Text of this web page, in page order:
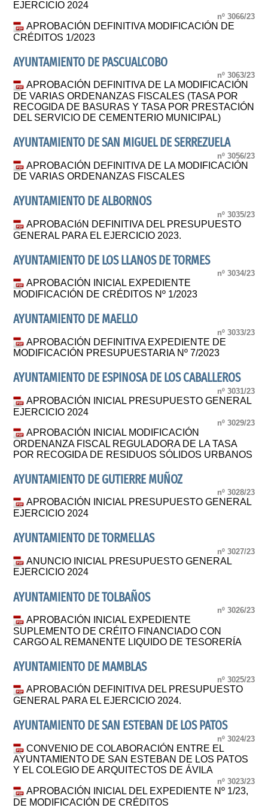
EJERCICIO 2024
nº 3066/23
APROBACIÓN DEFINITIVA MODIFICACIÓN DE
CRÉDITOS 1/2023
AYUNTAMIENTO DE PASCUALCOBO
nº 3063/23
APROBACIÓN DEFINITIVA DE LA MODIFICACIÓN
DE VARIAS ORDENANZAS FISCALES (TASA POR
RECOGIDA DE BASURAS Y TASA POR PRESTACIÓN
DEL SERVICIO DE CEMENTERIO MUNICIPAL)
AYUNTAMIENTO DE SAN MIGUEL DE SERREZUELA
nº 3056/23
APROBACIÓN DEFINITIVA DE LA MODIFICACIÓN
DE VARIAS ORDENANZAS FISCALES
AYUNTAMIENTO DE ALBORNOS
nº 3035/23
APROBACIóN DEFINITIVA DEL PRESUPUESTO
GENERAL PARA EL EJERCICIO 2023.
AYUNTAMIENTO DE LOS LLANOS DE TORMES
nº 3034/23
APROBACIÓN INICIAL EXPEDIENTE
MODIFICACIÓN DE CRÉDITOS Nº 1/2023
AYUNTAMIENTO DE MAELLO
nº 3033/23
APROBACIÓN DEFINITIVA EXPEDIENTE DE
MODIFICACIÓN PRESUPUESTARIA Nº 7/2023
AYUNTAMIENTO DE ESPINOSA DE LOS CABALLEROS
nº 3031/23
APROBACIÓN INICIAL PRESUPUESTO GENERAL
EJERCICIO 2024
nº 3029/23
APROBACIÓN INICIAL MODIFICACIÓN
ORDENANZA FISCAL REGULADORA DE LA TASA
POR RECOGIDA DE RESIDUOS SÓLIDOS URBANOS
AYUNTAMIENTO DE GUTIERRE MUÑOZ
nº 3028/23
APROBACIÓN INICIAL PRESUPUESTO GENERAL
EJERCICIO 2024
AYUNTAMIENTO DE TORMELLAS
nº 3027/23
ANUNCIO INICIAL PRESUPUESTO GENERAL
EJERCICIO 2024
AYUNTAMIENTO DE TOLBAÑOS
nº 3026/23
APROBACIÓN INICIAL EXPEDIENTE
SUPLEMENTO DE CRÉITO FINANCIADO CON
CARGO AL REMANENTE LIQUIDO DE TESORERÍA
AYUNTAMIENTO DE MAMBLAS
nº 3025/23
APROBACIÓN DEFINITIVA DEL PRESUPUESTO
GENERAL PARA EL EJERCICIO 2024.
AYUNTAMIENTO DE SAN ESTEBAN DE LOS PATOS
nº 3024/23
CONVENIO DE COLABORACIÓN ENTRE EL
AYUNTAMIENTO DE SAN ESTEBAN DE LOS PATOS
Y EL COLEGIO DE ARQUITECTOS DE ÁVILA
nº 3023/23
APROBACIÓN INICIAL DEL EXPEDIENTE Nº 1/23,
DE MODIFICACIÓN DE CRÉDITOS